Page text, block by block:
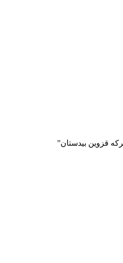
قزوین بیدستان”